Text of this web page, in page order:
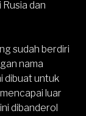
dan
sudah berdiri
nama
dibuat untuk
luar
dibanderol